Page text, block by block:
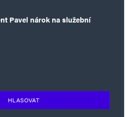
Pavel nárok na služební
HLASOVAT